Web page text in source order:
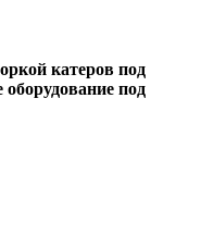
катеров под
под